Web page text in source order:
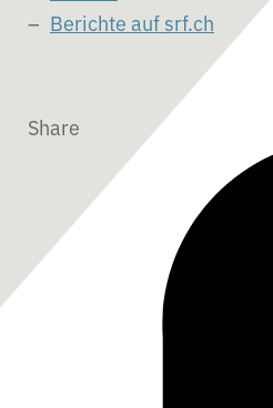
Berichte auf srf.ch
Share